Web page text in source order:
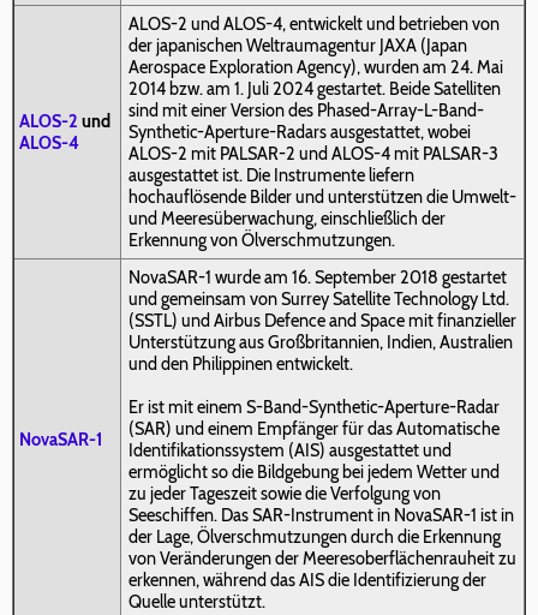
ALOS-2 und
ALOS-4
ALOS-2 und ALOS-4, entwickelt und betrieben von
der japanischen Weltraumagentur JAXA (Japan
Aerospace Exploration Agency), wurden am 24. Mai
2014 bzw. am 1. Juli 2024 gestartet. Beide Satelliten
sind mit einer Version des Phased-Array-L-Band-
Synthetic-Aperture-Radars ausgestattet, wobei
ALOS-2 mit PALSAR-2 und ALOS-4 mit PALSAR-3
ausgestattet ist. Die Instrumente liefern
hochauflösende Bilder und unterstützen die Umwelt-
und Meeresüberwachung, einschließlich der
Erkennung von Ölverschmutzungen.
NovaSAR-1
NovaSAR-1 wurde am 16. September 2018 gestartet
und gemeinsam von Surrey Satellite Technology Ltd.
(SSTL) und Airbus Defence and Space mit finanzieller
Unterstützung aus Großbritannien, Indien, Australien
und den Philippinen entwickelt.
Er ist mit einem S-Band-Synthetic-Aperture-Radar
(SAR) und einem Empfänger für das Automatische
Identifikationssystem (AIS) ausgestattet und
ermöglicht so die Bildgebung bei jedem Wetter und
zu jeder Tageszeit sowie die Verfolgung von
Seeschiffen. Das SAR-Instrument in NovaSAR-1 ist in
der Lage, Ölverschmutzungen durch die Erkennung
von Veränderungen der Meeresoberflächenrauheit zu
erkennen, während das AIS die Identifizierung der
Quelle unterstützt.